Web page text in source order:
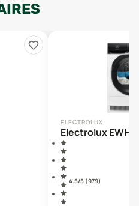
ELECTROLUX
Electrolux
4.5/5 (979)